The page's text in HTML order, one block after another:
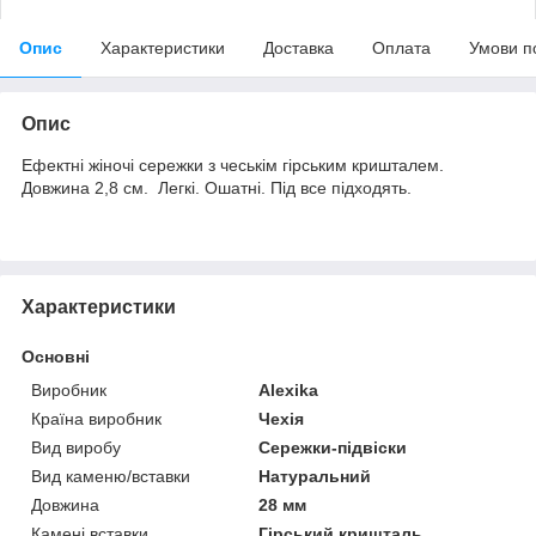
Опис Характеристики Доставка Оплата Умови
Опис
Ефектні жіночі сережки з чеськім гірським кришталем.
Довжина 2,8 см. Легкі. Ошатні. Під все підходять.
Характеристики
Основні
Виробник
Alexika
Країна виробник
Чехія
Вид виробу
Сережки-підвіски
Вид каменю/вставки
Натуральний
Довжина
28 мм